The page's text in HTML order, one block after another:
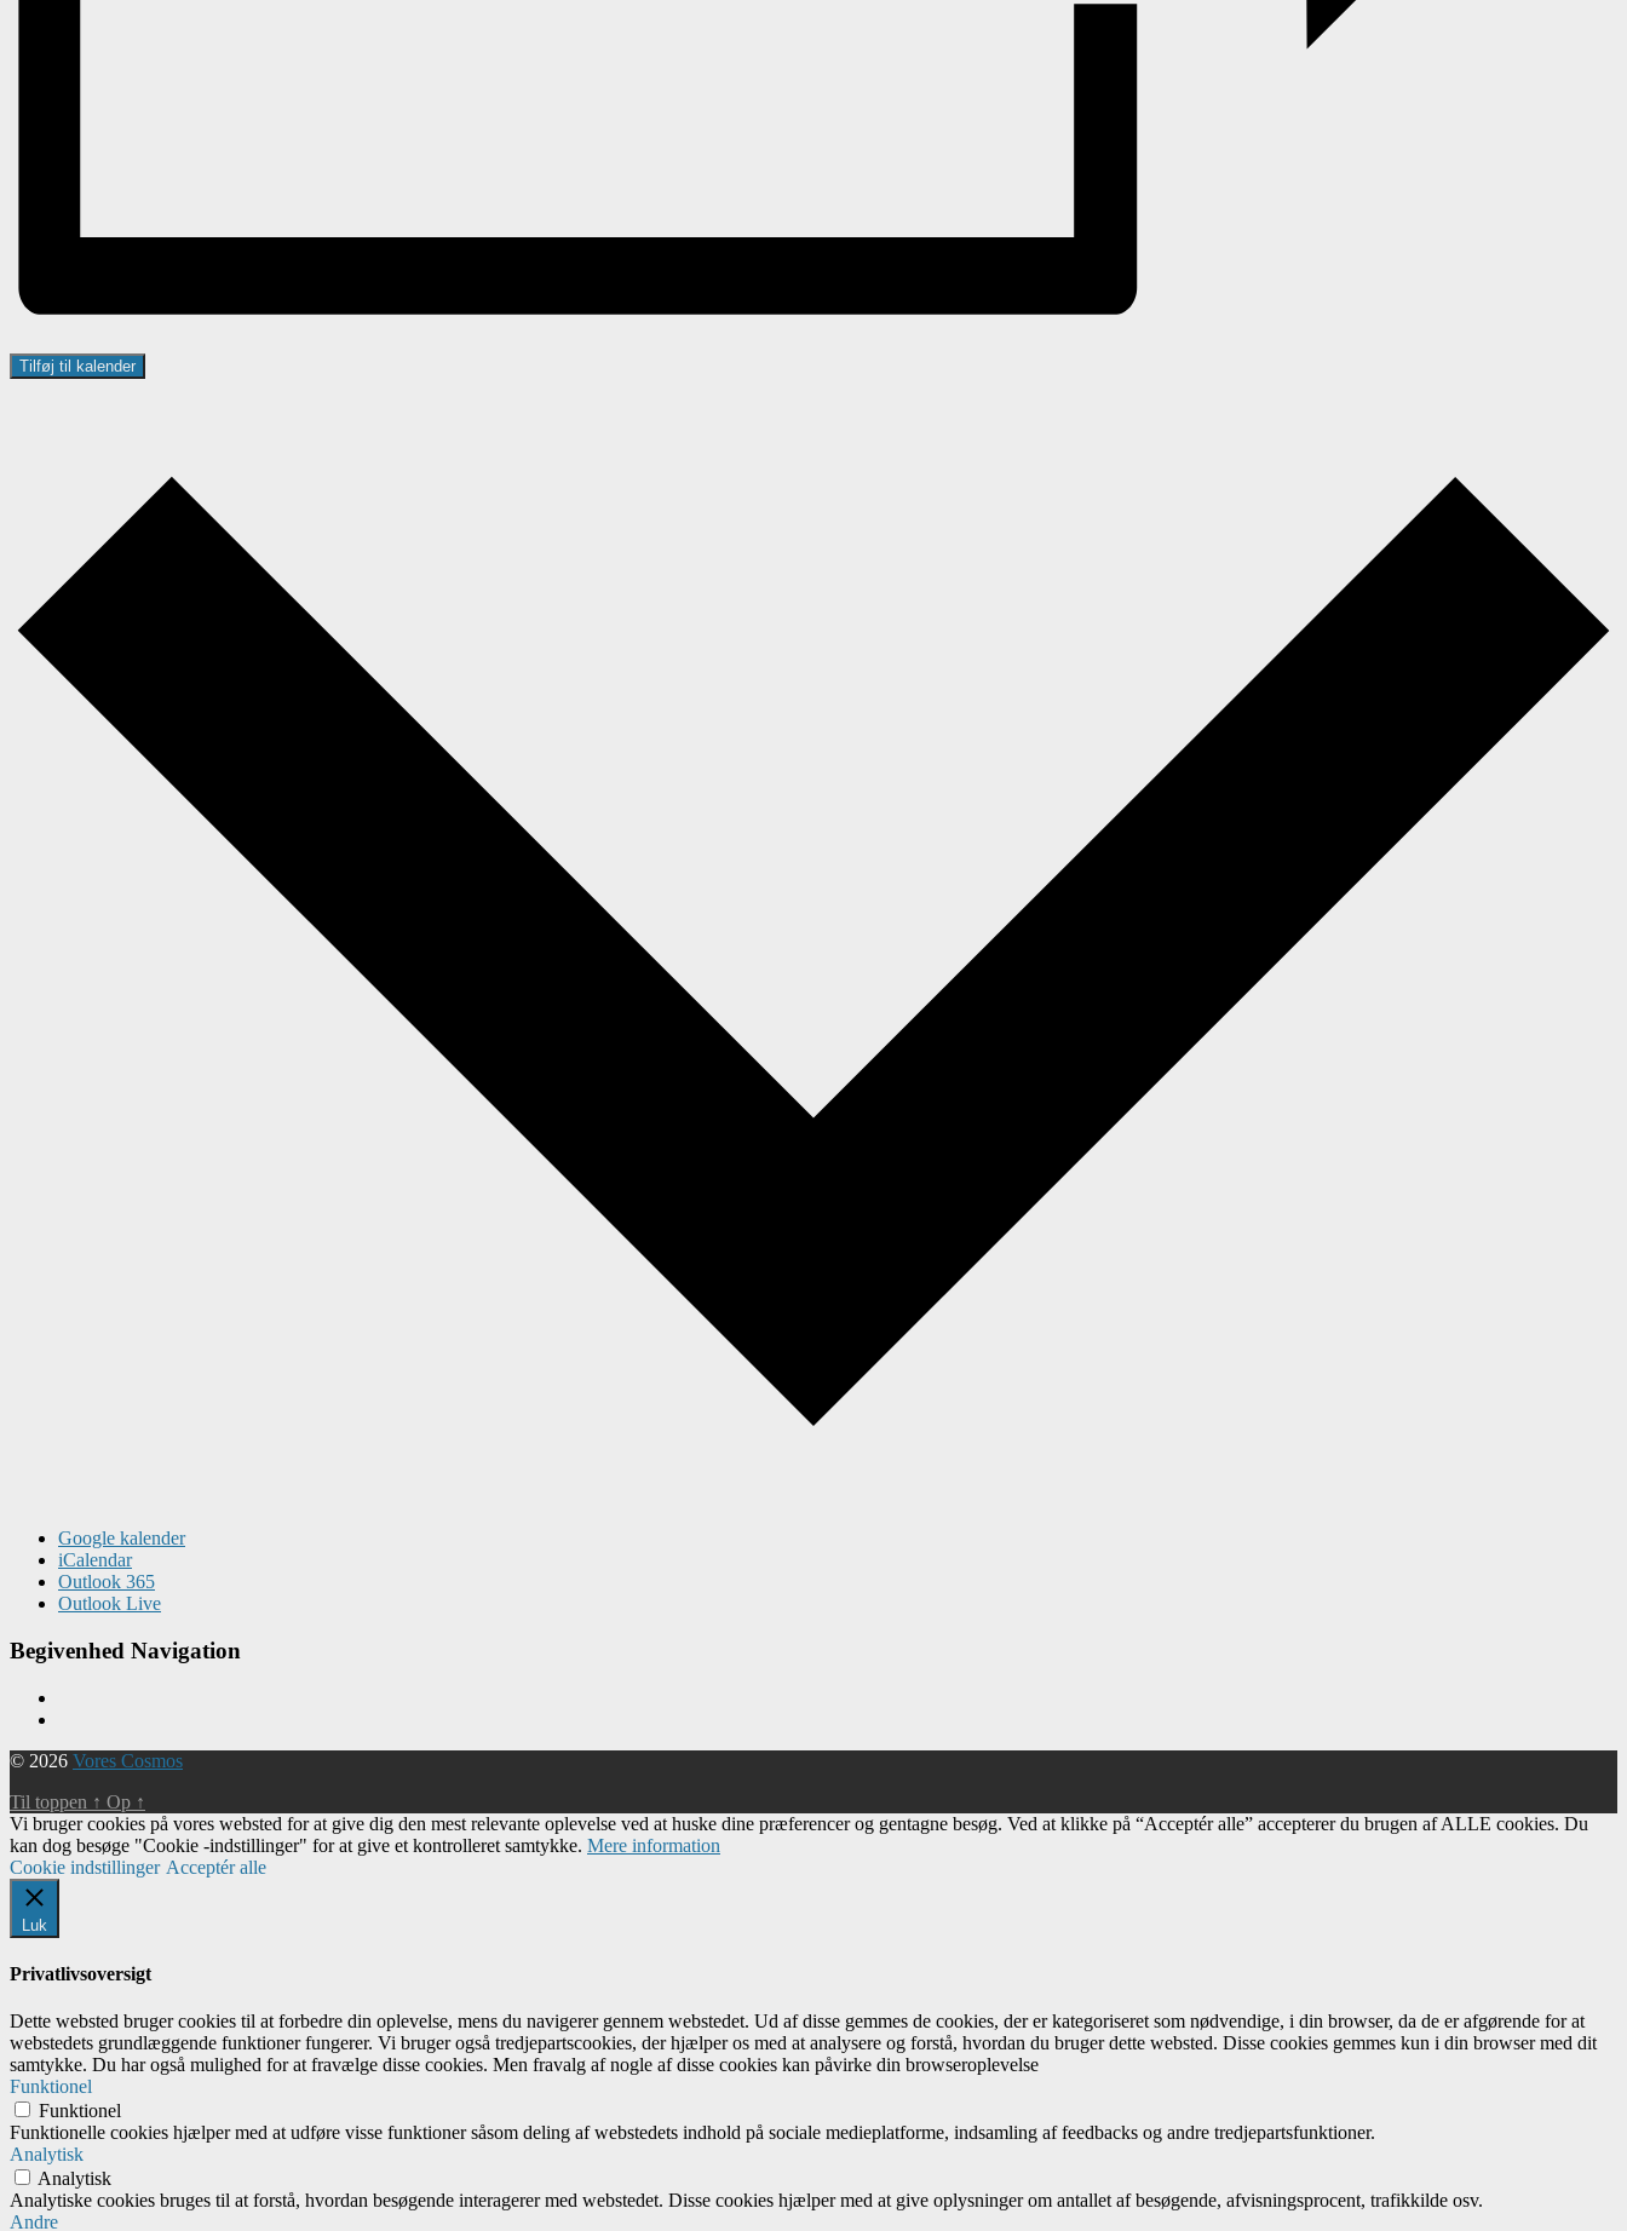
Tilføj til kalender
Google kalender
iCalendar
Outlook 365
Outlook Live
Begivenhed Navigation
© 2026 Vores Cosmos
Til toppen ↑ Op ↑
Vi bruger cookies på vores websted for at give dig den mest relevante oplevelse ved at huske dine præferencer og gentagne besøg. Ved at klikke på “Acceptér alle” accepterer du brugen af ​​ALLE cookies. Du
kan dog besøge "Cookie -indstillinger" for at give et kontrolleret samtykke. Mere information
Cookie indstillinger Acceptér alle
Luk
Privatlivsoversigt
Dette websted bruger cookies til at forbedre din oplevelse, mens du navigerer gennem webstedet. Ud af disse gemmes de cookies, der er kategoriseret som nødvendige, i din browser, da de er afgørende for at
webstedets grundlæggende funktioner fungerer. Vi bruger også tredjepartscookies, der hjælper os med at analysere og forstå, hvordan du bruger dette websted. Disse cookies gemmes kun i din browser med dit
samtykke. Du har også mulighed for at fravælge disse cookies. Men fravalg af nogle af disse cookies kan påvirke din browseroplevelse
Funktionel
Funktionel
Funktionelle cookies hjælper med at udføre visse funktioner såsom deling af webstedets indhold på sociale medieplatforme, indsamling af feedbacks og andre tredjepartsfunktioner.
Analytisk
Analytisk
Analytiske cookies bruges til at forstå, hvordan besøgende interagerer med webstedet. Disse cookies hjælper med at give oplysninger om antallet af besøgende, afvisningsprocent, trafikkilde osv.
Andre